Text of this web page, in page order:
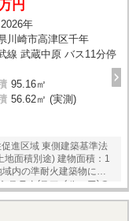
円
年
川崎市高津区千年
線 武蔵中原 バス11分停
95.16㎡
56.62㎡ (実測)
進区域 東側建築基準法
面積別途) 建物面積：1
内の準耐火建築物によ
ステム(スマイルーフ)の